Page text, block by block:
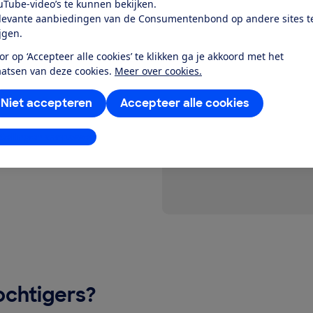
video’s te kunnen bekijken.
aanbiedingen van de Consumentenbond op andere sites
op ‘Accepteer alle cookies’ te klikken ga je akkoord met het
van deze cookies. Meer over cookies.
Accepteer alle cookies
Niet accepteren
aanpassen
meter een
ze hoeveel liter
de water absorptie
luchtvochtigheid van